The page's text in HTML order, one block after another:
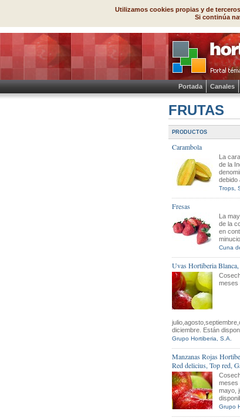
Utilizamos cookies propias y de
Si continúa
Portada Canales
FRUTAS
PRODUCTOS
Carambola
La
de la
debido
Trops,
Fresas
La
de la
en
Cuna
Uvas Hortiberia
meses
diciembre. Están
Grupo Hortiberia, S.A.
Manzanas Rojas
Red delicius, Top red,
meses
mayo,
Grupo